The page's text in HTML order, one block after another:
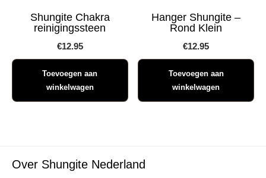
Shungite Chakra
reinigingssteen
€12.95
Toevoegen aan
winkelwagen
Hanger Shungite –
Rond Klein
€12.95
Toevoegen aan
winkelwagen
Over Shungite Nederland